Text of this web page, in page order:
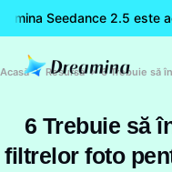
Seedance 2.5 este
Acasă Resursă
6 Trebuie să
filtrelor foto